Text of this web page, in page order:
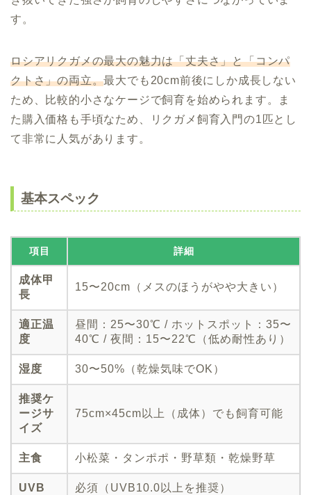
す。
ロシアリクガメの最大の魅力は「丈夫さ」と「コンパ
クトさ」の両立。最大でも20cm前後にしか成長しない
ため、比較的小さなケージで飼育を始められます。ま
た購入価格も手頃なため、リクガメ飼育入門の1匹とし
て非常に人気があります。
基本スペック
項目 詳細
成体甲
長
15〜20cm（メスのほうがやや大きい）
適正温
度
昼間：25〜30℃ / ホットスポット：35〜
40℃ / 夜間：15〜22℃（低め耐性あり）
湿度 30〜50%（乾燥気味でOK）
推奨ケ
ージサ
イズ
75cm×45cm以上（成体）でも飼育可能
主食 小松菜・タンポポ・野草類・乾燥野草
UVB 必須（UVB10.0以上を推奨）